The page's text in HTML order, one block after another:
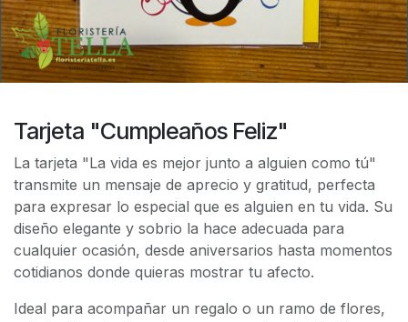
Tarjeta "Cumpleaños Feliz"
La tarjeta "La vida es mejor junto a alguien como tú"
transmite un mensaje de aprecio y gratitud, perfecta
para expresar lo especial que es alguien en tu vida. Su
diseño elegante y sobrio la hace adecuada para
cualquier ocasión, desde aniversarios hasta momentos
cotidianos donde quieras mostrar tu afecto.
Ideal para acompañar un regalo o un ramo de flores,